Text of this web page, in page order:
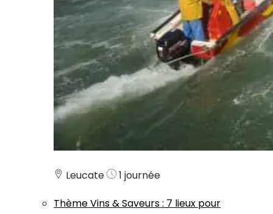
Leucate
1 journée
ThèmeVins & Saveurs: 7 lieux pour